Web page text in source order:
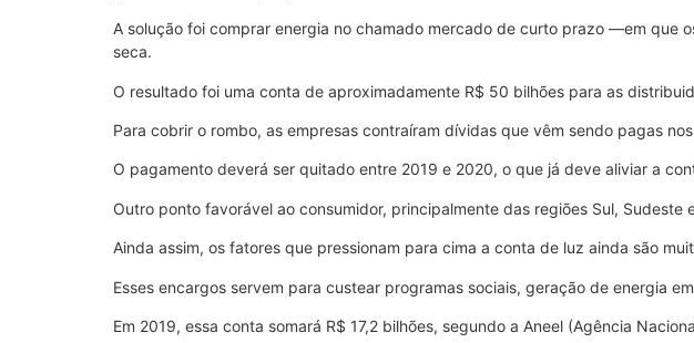
A solução foi comprar energia no chamado mercado de curto prazo —em que
seca.
O resultado foi uma conta de aproximadamente R$ 50 bilhões para as
Para cobrir o rombo, as empresas contraíram dívidas que vêm sendo pagas
O pagamento deverá ser quitado entre 2019 e 2020, o que já deve aliviar a
Outro ponto favorável ao consumidor, principalmente das regiões Sul,
Ainda assim, os fatores que pressionam para cima a conta de luz ainda são
Esses encargos servem para custear programas sociais, geração de energia
Em 2019, essa conta somará R$ 17,2 bilhões, segundo a Aneel (Agência